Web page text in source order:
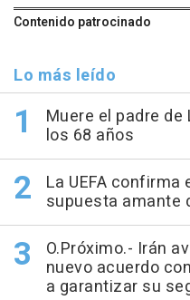
Contenido patrocinado
Lo más leído
Muere el padre
los 68 años
La UEFA confirma
supuesta amante
O.Próximo.- Irán
nuevo acuerdo
a garantizar su